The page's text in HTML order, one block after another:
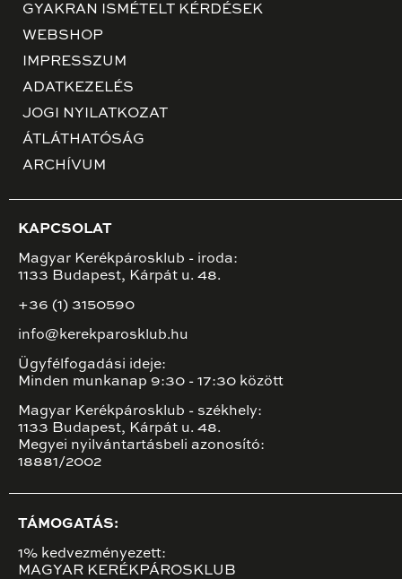
GYAKRAN ISMÉTELT KÉRDÉSEK
WEBSHOP
IMPRESSZUM
ADATKEZELÉS
JOGI NYILATKOZAT
ÁTLÁTHATÓSÁG
ARCHÍVUM
KAPCSOLAT
Magyar Kerékpárosklub - iroda:
1133 Budapest, Kárpát u. 48.
+36 (1) 3150590
info@kerekparosklub.hu
Ügyfélfogadási ideje:
Minden munkanap 9:30 - 17:30 között
Magyar Kerékpárosklub - székhely:
1133 Budapest, Kárpát u. 48.
Megyei nyilvántartásbeli azonosító:
18881/2002
TÁMOGATÁS:
1% kedvezményezett:
MAGYAR KERÉKPÁROSKLUB